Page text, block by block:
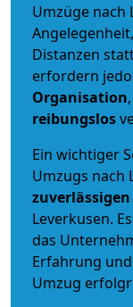
Umzüge nach
Distanzen
erfordern
Organisation
reibungslos
Ein wichtiger
Umzugs nach
zuverlässigen
Leverkusen.
das
Erfahrung
Umzug